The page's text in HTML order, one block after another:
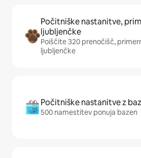
Počitniške nastanitve,
ljubljenčke
Poiščite 320 prenočišč,
ljubljenčke
Počitniške nastanitve z
500 namestitev ponuja bazen